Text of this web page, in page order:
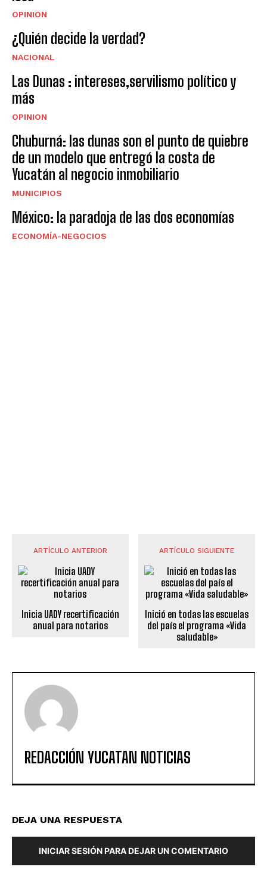
OPINION
¿Quién decide la verdad?
NACIONAL
Las Dunas : intereses,servilismo político y
más
OPINION
Chuburná: las dunas son el punto de quiebre
de un modelo que entregó la costa de
Yucatán al negocio inmobiliario
MUNICIPIOS
México: la paradoja de las dos economías
ECONOMÍA-NEGOCIOS
ARTÍCULO ANTERIOR
Inicia UADY recertificación
anual para notarios
ARTÍCULO SIGUIENTE
Inició en todas las escuelas
del país el programa «Vida
saludable»
REDACCIÓN YUCATAN NOTICIAS
DEJA UNA RESPUESTA
INICIAR SESIÓN PARA DEJAR UN COMENTARIO